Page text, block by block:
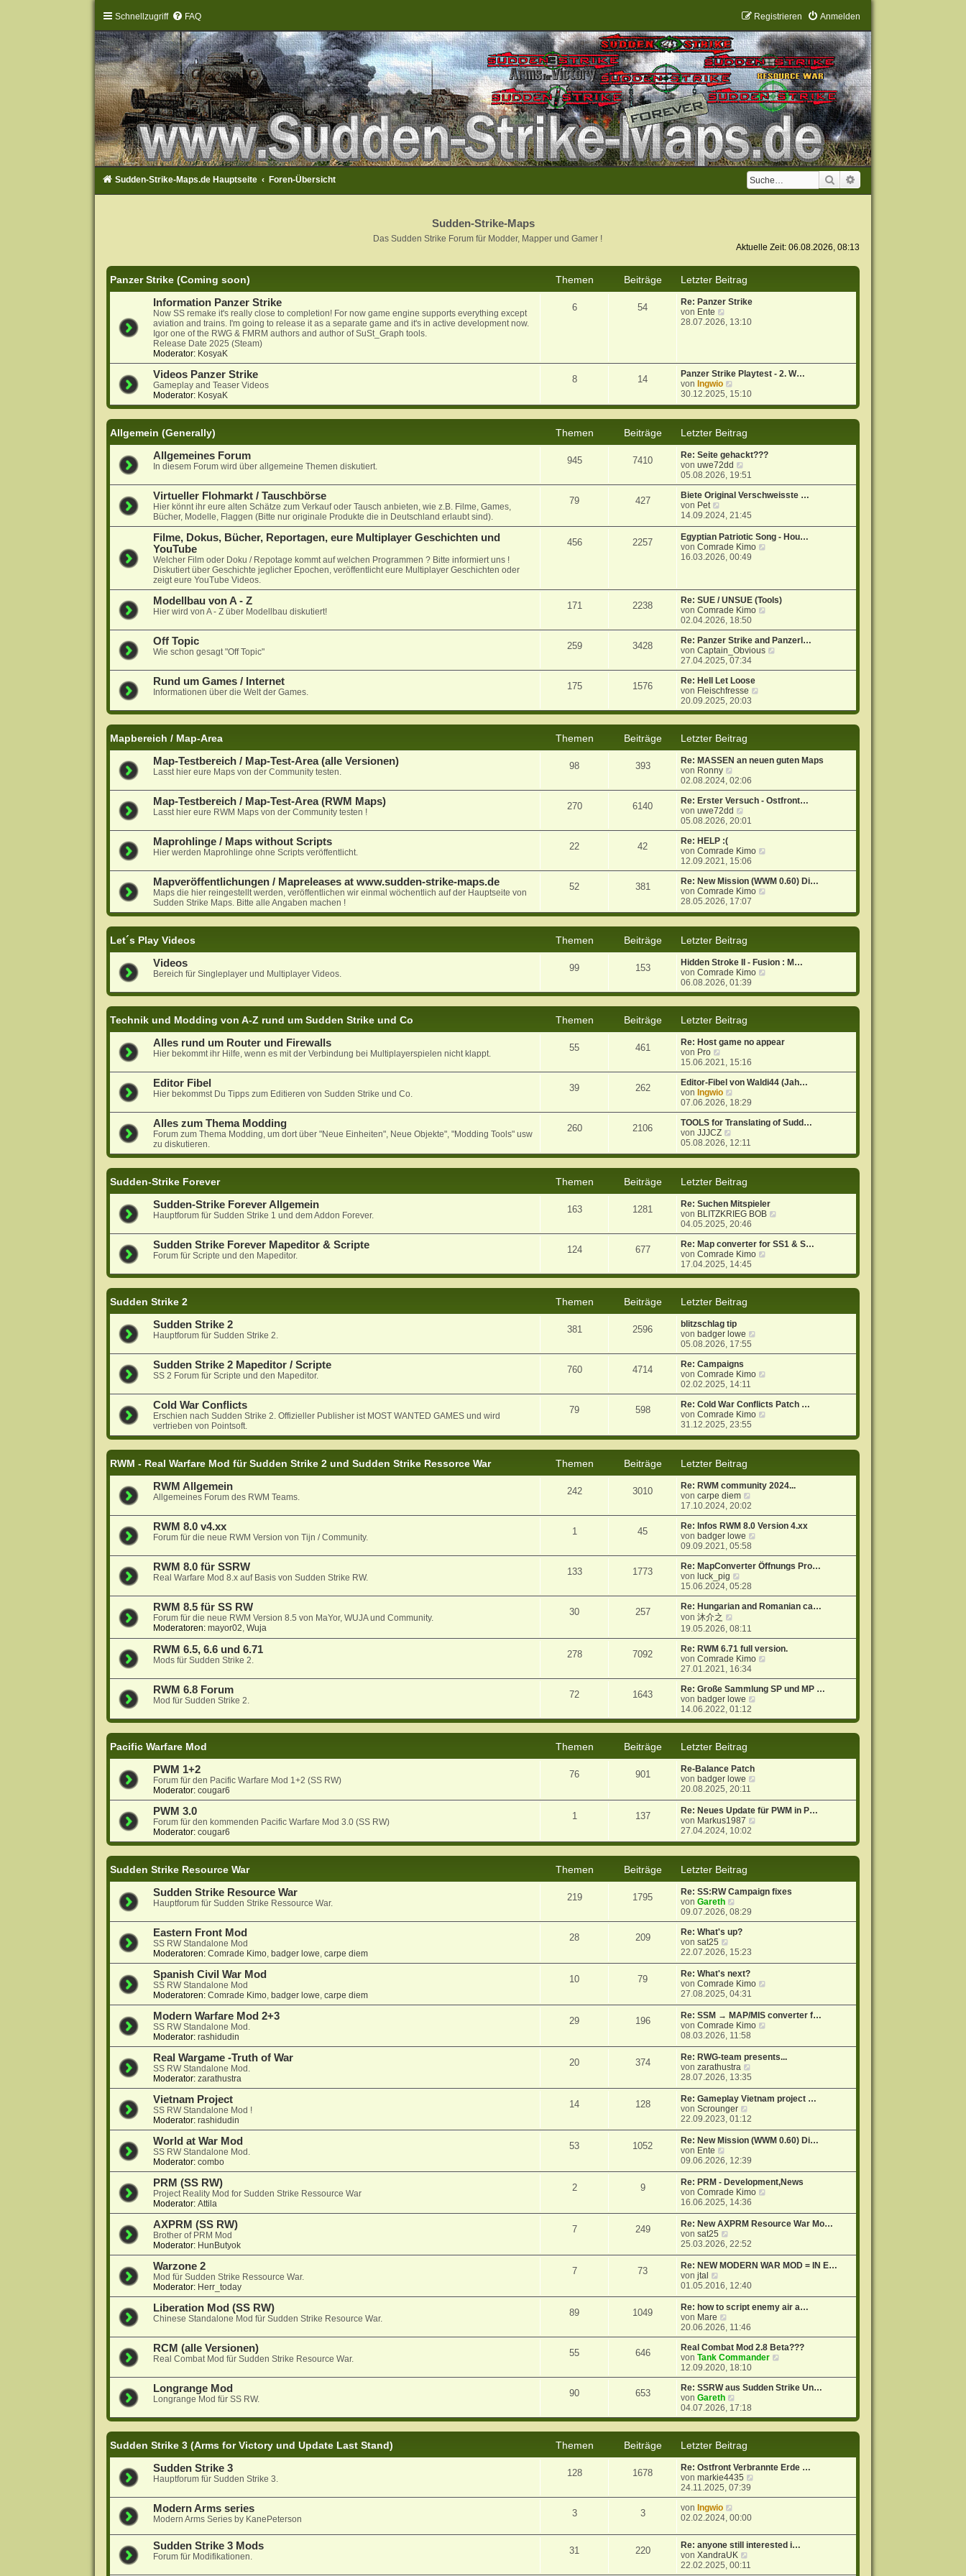
Schnellzugriff FAQ Anmelden
Registrieren
Suche
Sudden-Strike-Maps.de Hauptseite Foren-Übersicht
Sudden-Strike-Maps
Das Sudden Strike Forum für Modder, Mapper und Gamer !
Aktuelle Zeit: 06.08.2026, 08:13
Panzer Strike (Coming soon) Themen Beiträge
Letzter Beitrag
Information Panzer Strike
Now SS remake it's really close to completion! For now game engine supports everything except
aviation and trains. I'm going to release it as a separate game and it's in active development now.
Igor one of the RWG & FMRM authors and author of SuSt_Graph tools.
Release Date 2025 (Steam)
Moderator: KosyaK
6 54
Re: Panzer Strike
von Ente
e
t
e
r
B
i
t
r
g
28.07.2026, 13:10
Videos Panzer Strike
Gameplay and Teaser Videos
Moderator: KosyaK
8 14
Panzer Strike Playtest - 2. W…
von Ingwio
e
u
t
e
r
B
e
i
t
a
g
30.12.2025, 15:10
Allgemein (Generally) Themen Beiträge
Letzter Beitrag
Allgemeines Forum
In diesem Forum wird über allgemeine Themen diskutiert.
945 7410
Re: Seite gehackt???
vonuwe72dd
e
u
e
t
e
r
B
e
a
g
05.08.2026, 19:51
Virtueller Flohmarkt / Tauschbörse
Hier könnt ihr eure alten Schätze zum Verkauf oder Tausch anbieten, wie z.B. Filme, Games,
Bücher, Modelle, Flaggen (Bitte nur originale Produkte die in Deutschland erlaubt sind).
79 427
Biete Original Verschweisste …
von Pet
e
u
e
s
t
e
i
t
r
g
14.09.2024, 21:45
Filme, Dokus, Bücher, Reportagen, eure Multiplayer Geschichten und
YouTube
Welcher Film oder Doku / Repotage kommt auf welchen Programmen ? Bitte informiert uns !
Diskutiert über Geschichte jeglicher Epochen, veröffentlicht eure Multiplayer Geschichten oder
zeigt eure YouTube Videos.
456 2257
Egyptian Patriotic Song - Hou…
vonComrade Kimo
t
e
i
16.03.2026, 00:49
Modellbau von A - Z
Hier wird von A - Z über Modellbau diskutiert!
171 2238
Re: SUE / UNSUE (Tools)
vonComrade Kimo
u
e
s
e
i
g
02.04.2026, 18:50
Off Topic
Wie schon gesagt "Off Topic"
259 3428
Re: Panzer Strike and Panzerl…
vonCaptain_Obvious
u
e
i
t
g
27.04.2025, 07:34
Rund um Games / Internet
Informationen über die Welt der Games.
175 1576
Re: Hell Let Loose
von Fleischfresse
u
e
r
i
t
g
20.09.2025, 20:03
Mapbereich / Map-Area Themen Beiträge
Letzter Beitrag
Map-Testbereich / Map-Test-Area (alle Versionen)
Lasst hier eure Maps von der Community testen.
98 393
Re: MASSEN an neuen guten Maps
von Ronny
e
u
e
s
t
e
B
e
i
t
a
g
02.08.2024, 02:06
Map-Testbereich / Map-Test-Area (RWM Maps)
Lasst hier eure RWM Maps von der Community testen !
270 6140
Re: Erster Versuch - Ostfront…
vonuwe72dd
e
u
s
t
e
r
B
e
i
a
g
05.08.2026, 20:01
Maprohlinge / Maps without Scripts
Hier werden Maprohlinge ohne Scripts veröffentlicht.
22 42
Re: HELP :(
vonComrade Kimo
u
e
e
i
t
g
12.09.2021, 15:06
Mapveröffentlichungen / Mapreleases at www.sudden-strike-maps.de
Maps die hier reingestellt werden, veröffentlichen wir einmal wöchentlich auf der Hauptseite von
Sudden Strike Maps. Bitte alle Angaben machen !
52 381
Re: New Mission (WWM 0.60) Di…
vonComrade Kimo
u
e
r
i
g
28.05.2026, 17:07
Let´s Play Videos Themen Beiträge
Letzter Beitrag
Videos
Bereich für Singleplayer und Multiplayer Videos.
99 153
Hidden Stroke II - Fusion : M…
vonComrade Kimo
u
e
r
i
t
g
06.08.2026, 01:39
Technik und Modding von A-Z rund um Sudden Strike und Co Themen Beiträge
Letzter Beitrag
Alles rund um Router und Firewalls
Hier bekommt ihr Hilfe, wenn es mit der Verbindung bei Multiplayerspielen nicht klappt.
55 461
Re: Host game no appear
von Pro
e
u
e
s
t
e
r
B
e
i
a
g
15.06.2021, 15:16
Editor Fibel
Hier bekommst Du Tipps zum Editieren von Sudden Strike und Co.
39 262
Editor-Fibel von Waldi44 (Jah…
von Ingwio
e
u
e
t
e
e
i
t
r
a
g
07.06.2026, 18:29
Alles zum Thema Modding
Forum zum Thema Modding, um dort über "Neue Einheiten", Neue Objekte", "Modding Tools" usw
zu diskutieren.
260 2106
TOOLS for Translating of Sudd…
vonJJJCZ
e
u
t
e
r
B
e
i
t
r
a
g
05.08.2026, 12:11
Sudden-Strike Forever Themen Beiträge
Letzter Beitrag
Sudden-Strike Forever Allgemein
Hauptforum für Sudden Strike 1 und dem Addon Forever.
163 1281
Re: Suchen Mitspieler
von BLITZKRIEG BOB
u
e
e
i
g
04.05.2025, 20:46
Sudden Strike Forever Mapeditor & Scripte
Forum für Scripte und den Mapeditor.
124 677
Re: Map converter for SS1 & S…
vonComrade Kimo
u
e
i
g
17.04.2025, 14:45
Sudden Strike 2 Themen Beiträge
Letzter Beitrag
Sudden Strike 2
Hauptforum für Sudden Strike 2.
381 2596
blitzschlag tip
von badger lowe
u
s
e
r
B
i
g
05.08.2026, 17:55
Sudden Strike 2 Mapeditor / Scripte
SS 2 Forum für Scripte und den Mapeditor.
760 4714
Re: Campaigns
vonComrade Kimo
u
e
e
i
g
02.02.2025, 14:11
Cold War Conflicts
Erschien nach Sudden Strike 2. Offizieller Publisher ist MOST WANTED GAMES und wird
vertrieben von Pointsoft.
79 598
Re: Cold War Conflicts Patch …
vonComrade Kimo
u
e
r
i
t
g
31.12.2025, 23:55
RWM - Real Warfare Mod für Sudden Strike 2 und Sudden Strike Ressorce War Themen Beiträge
Letzter Beitrag
RWM Allgemein
Allgemeines Forum des RWM Teams.
242 3010
Re: RWM community 2024...
voncarpe diem
u
e
s
e
r
i
t
g
17.10.2024, 20:02
RWM 8.0 v4.xx
Forum für die neue RWM Version von Tijn / Community.
1 45
Re: Infos RWM 8.0 Version 4.xx
von badger lowe
u
e
e
r
i
t
r
g
09.09.2021, 05:58
RWM 8.0 für SSRW
Real Warfare Mod 8.x auf Basis von Sudden Strike RW.
133 1773
Re: MapConverter Öffnungs Pro…
von luck_pig
e
u
e
t
e
r
B
e
i
t
r
a
g
15.06.2024, 05:28
RWM 8.5 für SS RW
Forum für die neue RWM Version 8.5 von MaYor, WUJA und Community.
Moderatoren: mayor02, Wuja
30 257
Re: Hungarian and Romanian ca…
von沐介之
e
u
e
s
t
e
r
B
e
i
a
g
19.05.2026, 08:11
RWM 6.5, 6.6 und 6.71
Mods für Sudden Strike 2.
278 7092
Re: RWM 6.71 full version.
vonComrade Kimo
u
e
e
i
g
27.01.2021, 16:34
RWM 6.8 Forum
Mod für Sudden Strike 2.
72 1643
Re: Große Sammlung SP und MP …
von badger lowe
u
e
i
t
g
14.06.2022, 01:12
Pacific Warfare Mod Themen Beiträge
Letzter Beitrag
PWM 1+2
Forum für den Pacific Warfare Mod 1+2 (SS RW)
Moderator: cougar6
76 901
Re-Balance Patch
von badger lowe
u
e
r
B
t
g
20.08.2025, 20:11
PWM 3.0
Forum für den kommenden Pacific Warfare Mod 3.0 (SS RW)
Moderator: cougar6
1 137
Re: Neues Update für PWM in P…
von Markus1987
u
e
r
i
g
27.04.2024, 10:02
Sudden Strike Resource War Themen Beiträge
Letzter Beitrag
Sudden Strike Resource War
Hauptforum für Sudden Strike Ressource War.
219 1795
Re: SS:RW Campaign fixes
vonGareth
e
u
e
t
e
r
B
e
t
r
a
09.07.2026, 08:29
Eastern Front Mod
SS RW Standalone Mod
Moderatoren: Comrade Kimo, badger lowe, carpe diem
28 209
Re: What's up?
vonsat25
e
u
e
s
t
r
B
e
r
a
g
22.07.2026, 15:23
Spanish Civil War Mod
SS RW Standalone Mod
Moderatoren: Comrade Kimo, badger lowe, carpe diem
10 79
Re: What's next?
vonComrade Kimo
u
e
r
r
27.08.2025, 04:31
Modern Warfare Mod 2+3
SS RW Standalone Mod.
Moderator: rashidudin
29 196
Re: SSM → MAP/MIS converter f…
vonComrade Kimo
u
e
r
t
r
08.03.2026, 11:58
Real Wargame -Truth of War
SS RW Standalone Mod.
Moderator: zarathustra
20 374
Re: RWG-team presents...
vonzarathustra
u
e
r
B
r
a
28.07.2026, 13:35
Vietnam Project
SS RW Standalone Mod !
Moderator: rashidudin
14 128
Re: Gameplay Vietnam project …
vonScrounger
e
u
e
t
r
B
e
r
a
g
22.09.2023, 01:12
World at War Mod
SS RW Standalone Mod.
Moderator: combo
53 1052
Re: New Mission (WWM 0.60) Di…
von Ente
e
u
e
s
r
B
e
i
t
r
a
g
09.06.2026, 12:39
PRM (SS RW)
Project Reality Mod for Sudden Strike Ressource War
Moderator: Attila
2 9
Re: PRM - Development,News
vonComrade Kimo
u
e
r
r
16.06.2025, 14:36
AXPRM (SS RW)
Brother of PRM Mod
Moderator: HunButyok
7 249
Re: New AXPRM Resource War Mo…
vonsat25
e
u
e
t
r
e
t
r
a
25.03.2026, 22:52
Warzone 2
Mod für Sudden Strike Ressource War.
Moderator: Herr_today
7 73
Re: NEW MODERN WAR MOD = IN E…
vonjtal
e
u
e
s
t
e
r
B
e
i
t
r
a
g
01.05.2016, 12:40
Liberation Mod (SS RW)
Chinese Standalone Mod für Sudden Strike Resource War.
89 1049
Re: how to script enemy air a…
von Mare
e
u
e
s
e
r
B
e
i
a
g
20.06.2026, 11:46
RCM (alle Versionen)
Real Combat Mod für Sudden Strike Resource War.
55 646
Real Combat Mod 2.8 Beta???
vonTank Commander
u
e
e
i
t
g
12.09.2020, 18:10
Longrange Mod
Longrange Mod für SS RW.
90 653
Re: SSRW aus Sudden Strike Un…
vonGareth
e
u
t
e
r
B
e
i
r
g
04.07.2026, 17:18
Sudden Strike 3 (Arms for Victory und Update Last Stand) Themen Beiträge
Letzter Beitrag
Sudden Strike 3
Hauptforum für Sudden Strike 3.
128 1678
Re: Ostfront Verbrannte Erde …
vonmarkie4435
u
e
r
24.11.2025, 07:39
Modern Arms series
Modern Arms Series by KanePeterson
3 3 von Ingwio
e
e
s
t
e
02.02.2024, 00:00
Sudden Strike 3 Mods
Forum für Modifikationen.
31 220
Re: anyone still interested i…
vonXandraUK
22.02.2025, 00:11